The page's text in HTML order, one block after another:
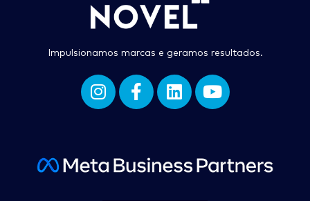
Impulsionamos marcas e geramos resultados.